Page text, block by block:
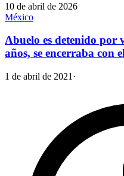
10 de abril de 2026
México
Abuelo es detenido por
años, se encerraba con
1 de abril de 2021 ·